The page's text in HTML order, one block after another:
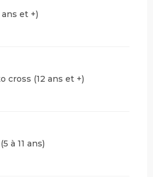
et +)
cross (12 ans et +)
à 11 ans)